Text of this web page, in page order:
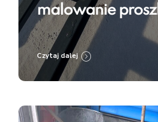
malowanie
7016
Czytaj dalej